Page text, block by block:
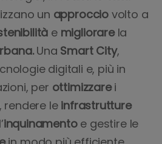
un approccio volto a
e migliorarela
Una Smart City,
digitali e, più in
per ottimizzarei
rendere leinfrastrutture
inquinamentoe gestire le